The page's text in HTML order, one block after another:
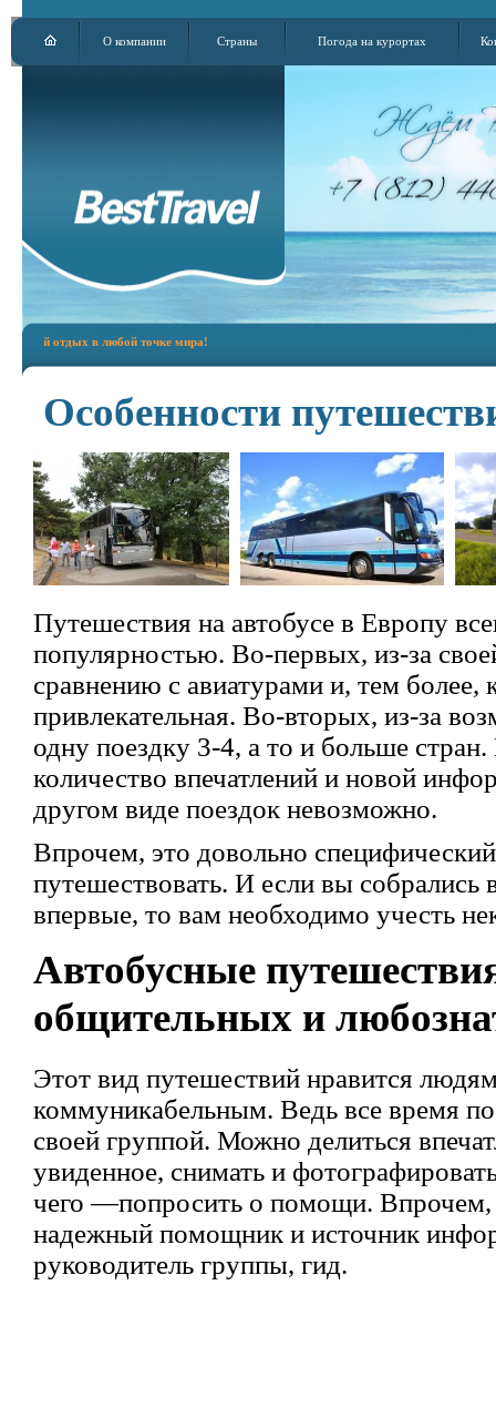
О компании Страны Погода на курортах
в любой точке мира!
Особенности
Путешествия на автобусе в Европу
популярностью. Во-первых, из-за
сравнению с авиатурами и, тем более,
привлекательная. Во-вторых, из-за
одну поездку 3-4, а то и больше
количество впечатлений и новой
другом виде поездок невозможно.
Впрочем, это довольно
путешествовать. И если вы собрались
впервые, то вам необходимо учесть
Автобусные
общительных и
Этот вид путешествий нравится
коммуникабельным. Ведь все время
своей группой. Можно делиться
увиденное, снимать и
чего —попросить о помощи.
надежный помощник и источник
руководитель группы, гид.